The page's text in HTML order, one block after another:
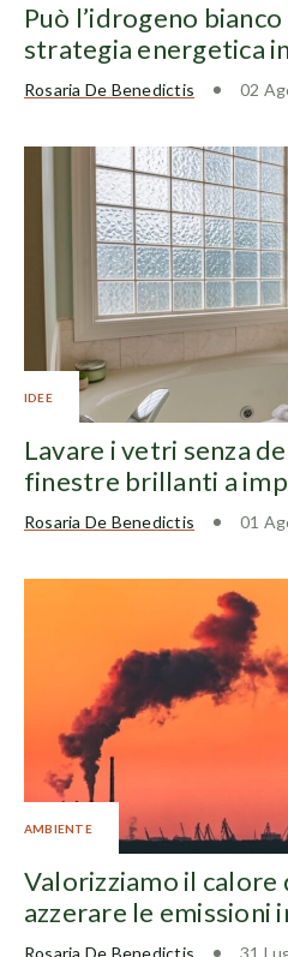
Può l’idrogeno
strategia energetica
Rosaria De Benedictis 02
IDEE
Lavare i vetri senza
finestre brillanti a
Rosaria De Benedictis 01
AMBIENTE
Valorizziamo il calore
azzerare le emissioni